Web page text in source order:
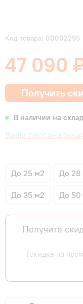
Код товара: 00002295
47 090
Получить
В наличии на
Ваша
До 25 м2 До 28
До 35 м2 До 50
Получите
(скидка по